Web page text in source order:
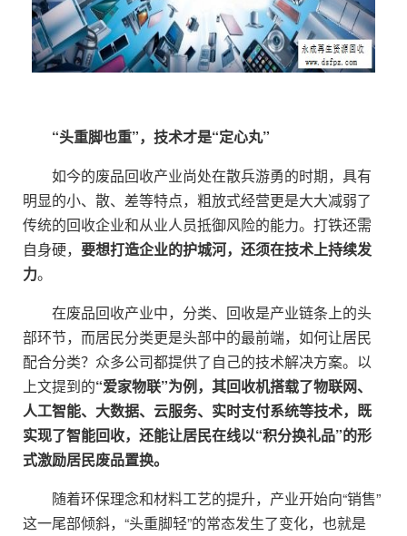
“头重脚也重”，技术才是“定心丸”
如今的废品回收产业尚处在散兵游勇的时期，具有
明显的小、散、差等特点，粗放式经营更是大大减弱了
传统的回收企业和从业人员抵御风险的能力。打铁还需
自身硬， 要想打造企业的护城河，还须在技术上持续发
力。
在废品回收产业中，分类、回收是产业链条上的头
部环节，而居民分类更是头部中的最前端，如何让居民
配合分类？众多公司都提供了自己的技术解决方案。以
上文提到的“爱家物联”为例，其回收机搭载了物联网、
人工智能、大数据、云服务、实时支付系统等技术，既
实现了智能回收，还能让居民在线以“积分换礼品”的形
式激励居民废品置换。
随着环保理念和材料工艺的提升，产业开始向“销售”
这一尾部倾斜，“头重脚轻”的常态发生了变化，也就是